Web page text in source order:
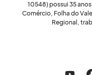
10548) possui 35
Comércio, Folha do
Regional,